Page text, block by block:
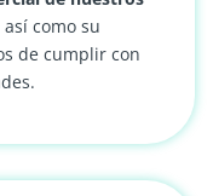
así como su
de cumplir con